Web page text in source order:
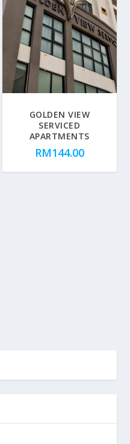
GOLDEN VIEW
SERVICED
APARTMENTS
RM144.00